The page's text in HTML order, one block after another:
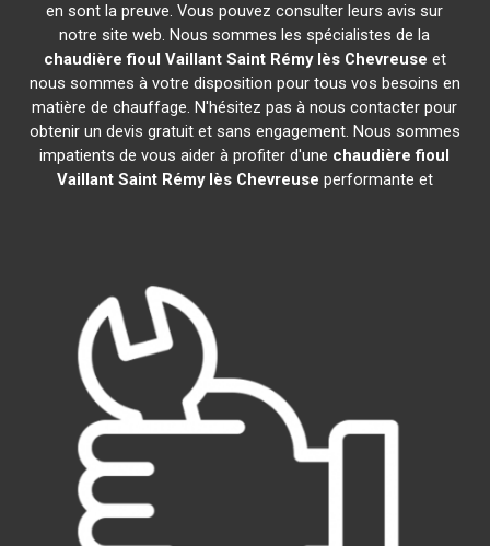
en sont la preuve. Vous pouvez consulter leurs avis sur
notre site web. Nous sommes les spécialistes de la
chaudière fioul Vaillant Saint Rémy lès Chevreuse et
nous sommes à votre disposition pour tous vos besoins en
matière de chauffage. N'hésitez pas à nous contacter pour
obtenir un devis gratuit et sans engagement. Nous sommes
impatients de vous aider à profiter d'une chaudière fioul
Vaillant Saint Rémy lès Chevreuse performante et